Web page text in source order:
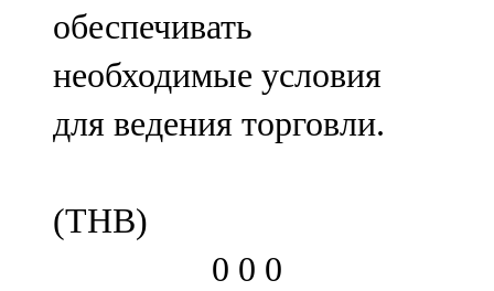
обеспечивать
необходимые условия
для ведения торговли.
(ТНВ)
0 0 0